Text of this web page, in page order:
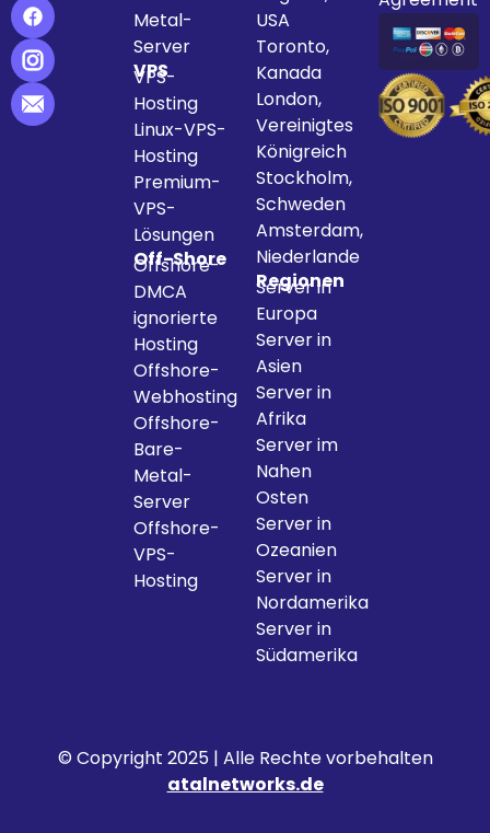
Metal-
Server
VPS
VPS-
Hosting
Linux-VPS-
Hosting
Premium-
VPS-
Lösungen
Off-Shore
Offshore-
DMCA
ignorierte
Hosting
Offshore-
Webhosting
Offshore-
Bare-
Metal-
Server
Offshore-
VPS-
Hosting
USA
Toronto,
Kanada
London,
Vereinigtes
Königreich
Stockholm,
Schweden
Amsterdam,
Niederlande
Regionen
Server in
Europa
Server in
Asien
Server in
Afrika
Server im
Nahen
Osten
Server in
Ozeanien
Server in
Nordamerika
Server in
Südamerika
© Copyright 2025 | Alle Rechte vorbehalten
atalnetworks.de